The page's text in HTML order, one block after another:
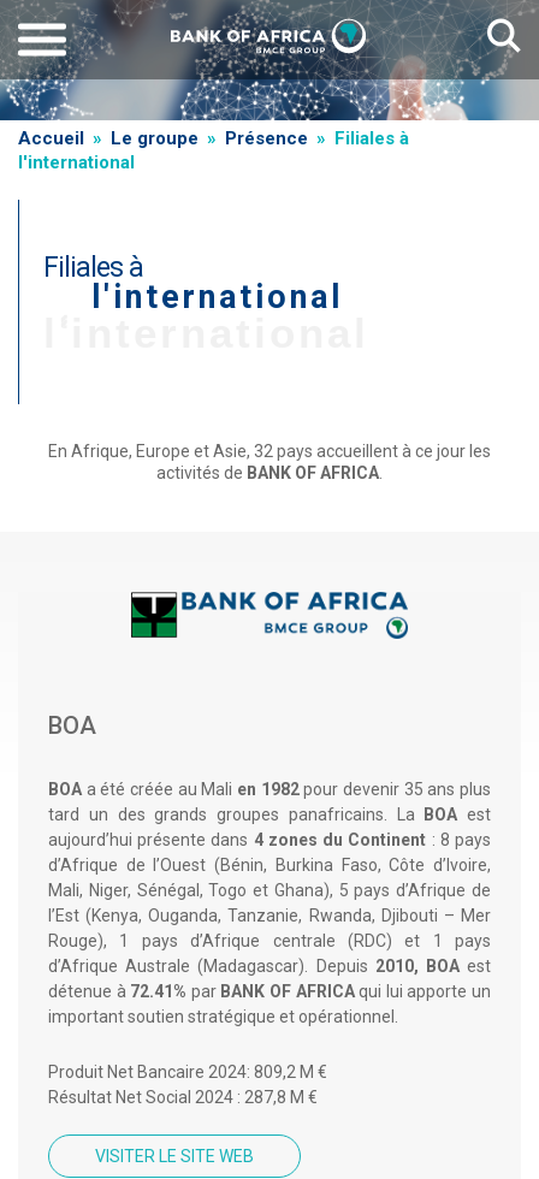
Aller
au
contenu
principal
Fil
Accueil Le groupe Présence
Filiales à
l'international
Filiales à
l'international
e
En Afrique, Europe et Asie, 32 pays accueillent à ce jour les
activités de BANK OF AFRICA.
BOA
BOA a été créée au Mali en 1982pour devenir 35 ans plus
tard un des grands groupes panafricains. La
BOA est
aujourd’hui présente dans 4 zones du Continent : 8 pays
d’Afrique de l’Ouest (Bénin, Burkina Faso, Côte d’Ivoire,
Mali, Niger, Sénégal, Togo et Ghana), 5 pays d’Afrique de
l’Est (Kenya, Ouganda, Tanzanie, Rwanda, Djibouti – Mer
Rouge), 1 pays d’Afrique centrale (RDC) et 1 pays
d’Afrique Australe (Madagascar). Depuis 2010, BOAest
détenue à 72.41% par BANK OF AFRICAqui lui apporte un
important soutien stratégique et opérationnel.
Produit Net Bancaire 2024: 809,2 M €
Résultat Net Social 2024 : 287,8 M €
VISITER LE SITE WEB